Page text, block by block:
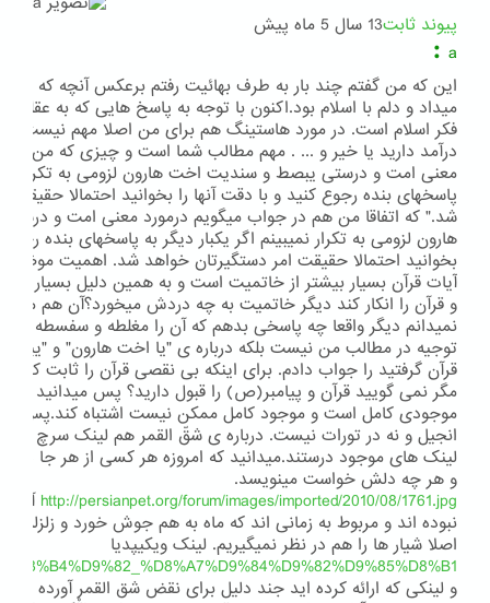
پیوند ثابت13 سال 5 ماه پیش
a
:
این که من گفتم چند بار به طرف بهائیت رفتم برعکس آنچه که فکر
میداد و دلم با اسلام بود.اکنون با توجه به پاسخ هایی که به عقلم
فکر اسلام است. در مورد هاستینگ هم برای من اصلا مهم
درآمد دارید یا خیر و ... . مهم مطالب شما است و چیزی که من
معنی امت و درستی یبصط و سندیت اخت هارون لزومی به تکرار
پاسخهای بنده رجوع کنید و با دقت آنها را بخوانید احتمالا حقیقت
شد." که اتفاقا من هم در جواب میگویم درمورد معنی امت و
هارون لزومی به تکرار نمیبینم اگر یکبار دیگر به پاسخهای بنده
بخوانید احتمالا حقیقت امر دستگیرتان خواهد شد. اهمیت موضوع
آیات قرآن بسیار بیشتر از خاتمیت است و به همین دلیل بسیار
و قرآن را انکار کند دیگر خاتمیت به چه دردش میخورد؟آن هم
نمیدانم دیگر واقعا چه پاسخی بدهم که آن را مغلطه و سفسطه
توجیه در مطالب من نیست بلکه درباره ی "یا اخت هارون" و "یبسط"
قرآن گرفتید را جواب دادم. برای اینکه بی نقصی قرآن را ثابت کنم
مگر نمی گویید قرآن و پیامبر(ص) را قبول دارید؟ پس میدانید که
موجودی کامل است و موجود کامل ممکن نیست اشتباه کند.پس
انجیل و نه در تورات نیست. درباره ی شقّ القمر هم لینک سرچ
لینک های موجود درستند.میدانید که امروزه هر کسی از هر جا
و هر چه دلش خواست مینویسد.
http://persianpet.org/forum/images/imported/2010/08/1761.jpg آن
نبوده اند و مربوط به زمانی اند که ماه به هم جوش خورد و زلزله
اصلا شیار ها را هم در نظر نمیگیریم. لینک ویکیپدیا
و لینکی که ارائه کرده اید جند دلیل برای نقض شق القمر آورده